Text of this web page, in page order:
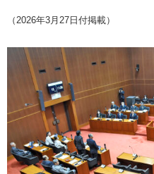
（2026年3月27日付掲載）